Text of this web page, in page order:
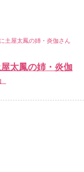
土屋太鳳の姉・炎伽さん
太鳳の姉・炎伽